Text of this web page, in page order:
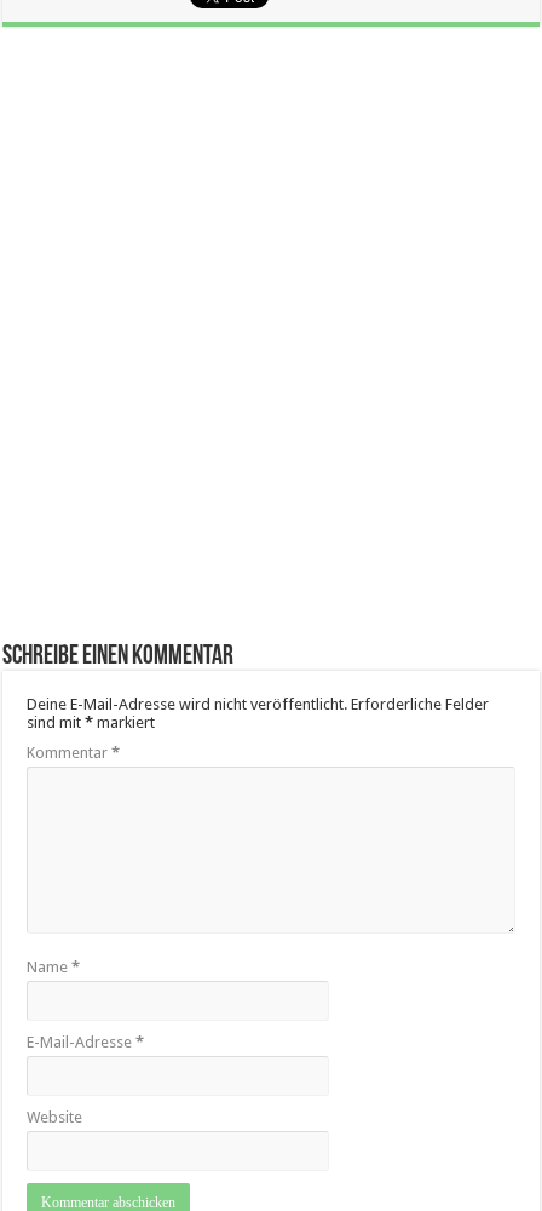
Schreibe einen Kommentar
Deine E-Mail-Adresse wird nicht veröffentlicht. Erforderliche Felder
sind mit* markiert
Kommentar*
Name*
E-Mail-Adresse*
Website